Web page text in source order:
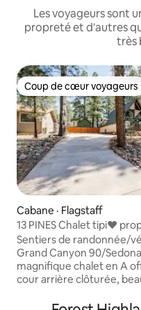
Les voyageurs sont
propreté et d'autres
très
Coup de cœur voyageurs
Coup de cœur voyageurs
Cabane · Flagstaff
13 PINES Chalet tipi❤️
confortable à Flagstaff,
Sentiers de randonnée/
Grand Canyon 90/
magnifique chalet en A
cour arrière clôturée,
rendre votre séjour